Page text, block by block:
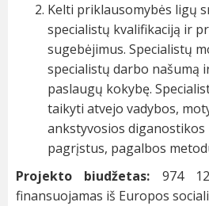
Kelti priklausomybės ligų
specialistų kvalifikaciją ir
sugebėjimus. Specialistų
specialistų darbo našumą
paslaugų kokybę.
taikyti atvejo vadybos,
ankstyvosios
pagrįstus, pagalbos
Projekto biudžetas: 974
finansuojamas iš Europos